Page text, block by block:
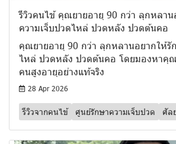
รีวิวคนไข้ คุณยายอายุ 90 กว่า ลุกหลาน
ความเจ็บปวดไหล่ ปวดหลัง ปวดต้นคอ
คุณยายอายุ 90 กว่า ลุกหลานอยากให้รั
ไหล่ ปวดหลัง ปวดต้นคอ โดยมองหาคุ
คนสูงอายุอย่างแท้จริง
28 Apr 2026
รีวิวจากคนไข้ ศูนย์รักษาความเจ็บปวด ศัล